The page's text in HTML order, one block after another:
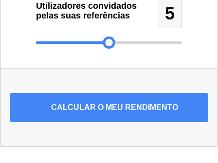
Utilizadores convidados
pelas suas referências
5
CALCULAR O MEU RENDIMENTO